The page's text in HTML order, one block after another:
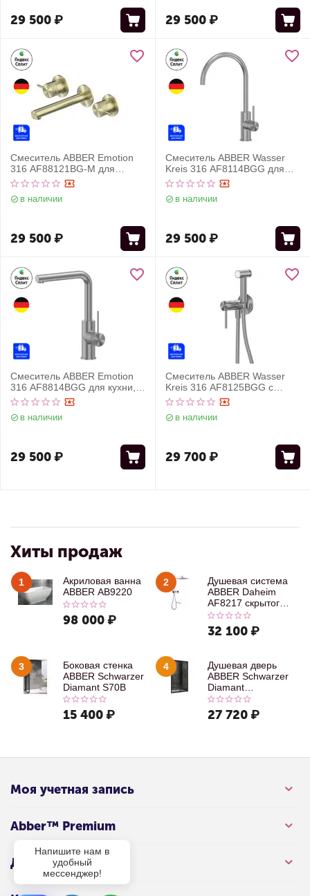
29 500₽ 29 500₽
Смеситель ABBER Emotion
316 AF88121BG-M для
раковины скрытого монтажа,
брашированное светлое
золото
в наличии
29 500₽
Смеситель ABBER Wasser
Kreis 316 AF8114BGG для
кухни, брашированная
оружейная сталь
в наличии
29 500₽
Смеситель ABBER Emotion
316 AF8814BGG для кухни,
брашированная оружейная
сталь
в наличии
29 500₽
Смеситель ABBER Wasser
Kreis 316 AF8125BGG с
гигиеническим душем,
брашированная оружейная
сталь
в наличии
29 700₽
Хиты продаж
1
Акриловая ванна
ABBER AB9220
98 000 ₽
2
Душевая система
ABBER Daheim
AF8217 скрытого
монтажа с
изливом, хром
32 100 ₽
3
Боковая стенка
ABBER Schwarzer
Diamant S70B
15 400 ₽
4
Душевая дверь
ABBER Schwarzer
Diamant
AG30100B
27 720 ₽
Моя учетная запись
Abber™ Premium
Для клиента
Напишите нам в
удобный
мессенджер!